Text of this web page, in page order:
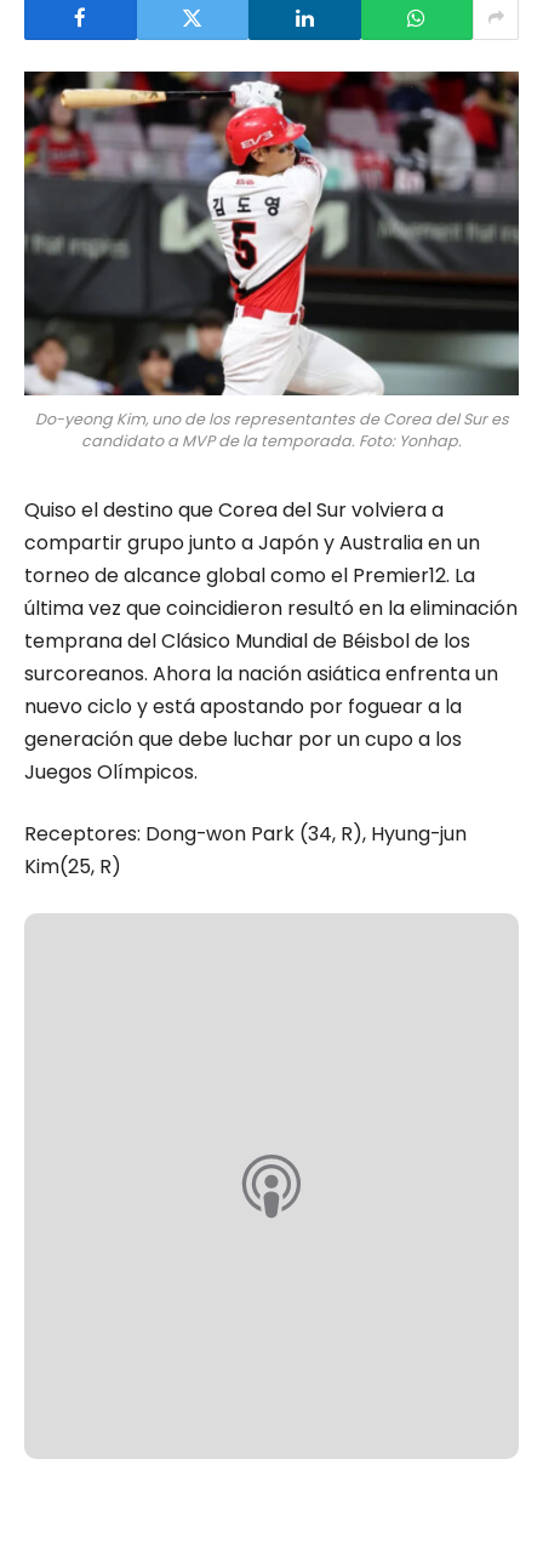
Do-yeong Kim, uno de los representantes de Corea del Sur es
candidato a MVP de la temporada. Foto: Yonhap.
Quiso el destino que Corea del Sur volviera a
compartir grupo junto a Japón y Australia en un
torneo de alcance global como el Premier12. La
última vez que coincidieron resultó en la eliminación
temprana del Clásico Mundial de Béisbol de los
surcoreanos. Ahora la nación asiática enfrenta un
nuevo ciclo y está apostando por foguear a la
generación que debe luchar por un cupo a los
Juegos Olímpicos.
Receptores: Dong-won Park (34, R), Hyung-jun
Kim(25, R)